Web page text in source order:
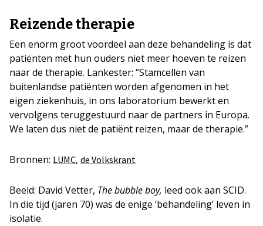
Reizende therapie
Een enorm groot voordeel aan deze behandeling is dat
patiënten met hun ouders niet meer hoeven te reizen
naar de therapie. Lankester: “Stamcellen van
buitenlandse patiënten worden afgenomen in het
eigen ziekenhuis, in ons laboratorium bewerkt en
vervolgens teruggestuurd naar de partners in Europa.
We laten dus niet de patiënt reizen, maar de therapie.”
Bronnen: LUMC, de Volkskrant
Beeld: David Vetter, The bubble boy, leed ook aan SCID.
In die tijd (jaren 70) was de enige ‘behandeling’ leven in
isolatie.